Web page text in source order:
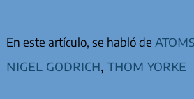
En este artículo, se habló de
nigel godrich thom yorke